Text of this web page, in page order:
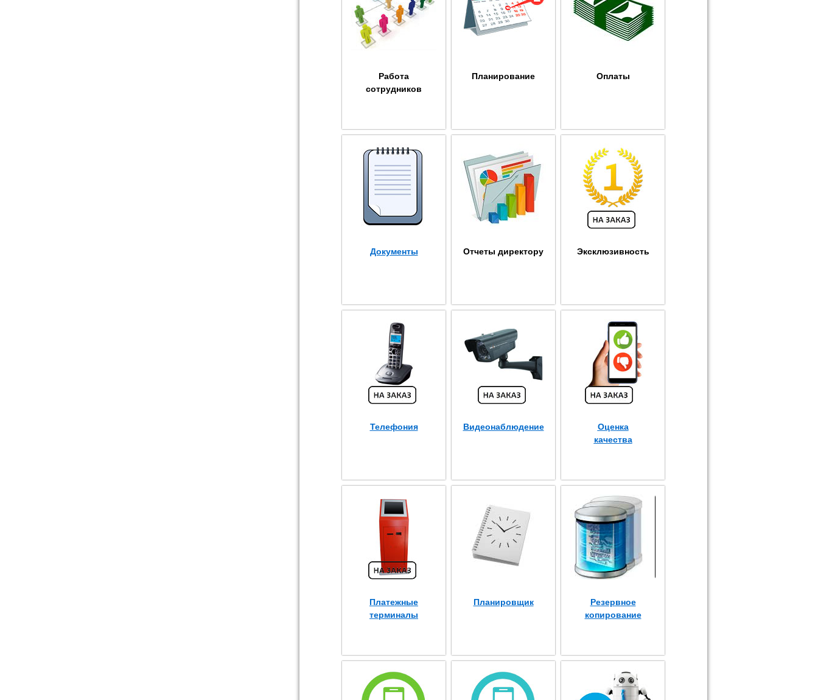
Работа
сотрудников
Планирование Оплаты
Документы Отчеты директору Эксклюзивность
Телефония Видеонаблюдение
Оценка
качества
Платежные
терминалы
Планировщик
Резервное
копирование